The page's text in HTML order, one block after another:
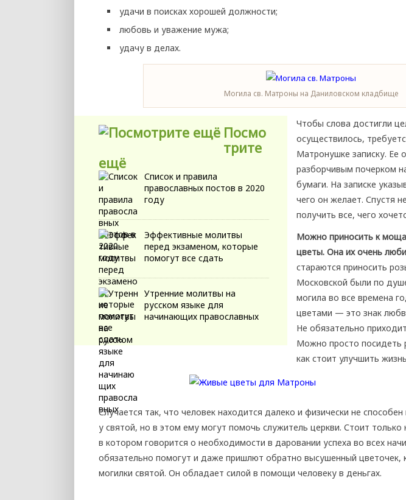
удачи в поисках хорошей должности;
любовь и уважение мужа;
удачу в делах.
Могила св. Матроны на Даниловском кладбище
Посмо
трите
ещё
Список и правила
православных постов в 2020
году
Эффективные молитвы
перед экзаменом, которые
помогут все сдать
Утренние молитвы на
русском языке для
начинающих православных
Чтобы слова достигли
осуществилось,
Матронушке записку. Ее
разборчивым почерком
бумаги. На записке
чего он желает. Спустя
получить все, чего
Можно приносить к
цветы. Она их очень
стараются приносить
Московской были по
могила во все времена
цветами — это знак
Не обязательно
Можно просто
как стоит улучшить
Случается так, что человек находится далеко и физически не
у святой, но в этом ему могут помочь служитель церкви. Стоит
в котором говорится о необходимости в даровании успеха во всех
обязательно помогут и даже пришлют обратно высушенный цветочек,
могилки святой. Он обладает силой в помощи человеку в деньгах.